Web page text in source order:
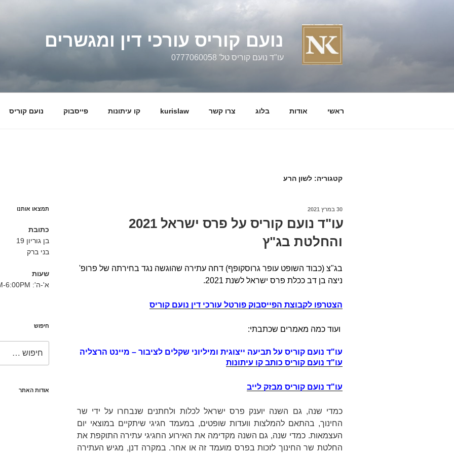
נועם קוריס עורכי דין ומגשרים
עו"ד נועם קוריס טל' 0777060058
ראשי אודות בלוג צרו קשר kurislaw קו עיתונות פייסבוק נועם קוריס
קטגוריה: לשון הרע
פורסם
30 במרץ 2021
עו"ד נועם קוריס על פרס ישראל 2021
והחלטת בג"ץ
בג"צ (כבוד השופט עופר גרוסקופף) דחה עתירה שהוגשה נגד בחירתה של פרופ'
ניצה בן דב ככלת פרס ישראל לשנת 2021.
הצטרפו לקבוצת הפייסבוק פורטל עורכי דין נועם קוריס
ועוד כמה מאמרים שכתבתי:
עו"ד נועם קוריס על תביעה ייצוגית ומיליוני שקלים לציבור – מיינט הרצליה
עו"ד נועם קוריס כותב קו עיתונות
עו"ד נועם קוריס מבזק לייב
כמדי שנה, גם השנה יוענק פרס ישראל לכלות ולחתנים שנבחרו על ידי שר
החינוך, בהתאם להמלצות וועדות שופטים, במעמד חגיגי שיתקיים במוצאי יום
העצמאות. כמדי שנה, גם השנה מקדימה את האירוע החגיגי עתירה התוקפת את
החלטת שר החינוך לזכות בפרס מועמד זה או אחר. במקרה דנן, מגיש העתירה
תמצאו אותנו
כתובת
בן גוריון 19
בני ברק
שעות
א'-ה': 8:30AM-6:00PM
חיפוש
אודות האתר